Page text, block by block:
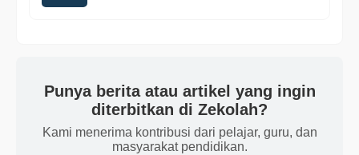
Punya berita atau artikel yang ingin
diterbitkan di Zekolah?
Kami menerima kontribusi dari pelajar, guru, dan
masyarakat pendidikan.